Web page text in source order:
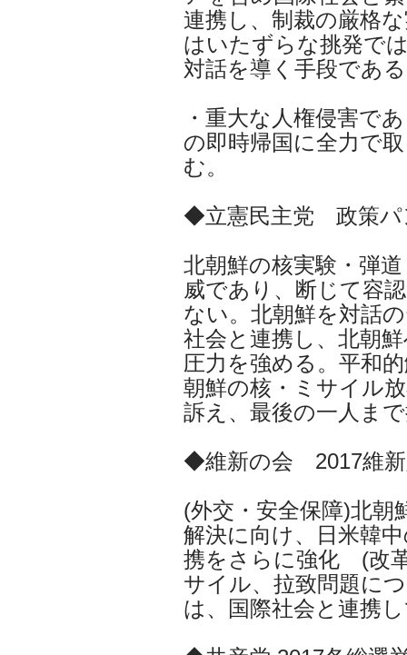
連携し、制裁の厳格
はいたずらな挑発で
対話を導く手段であ
・重大な人権侵害で
の即時帰国に全力で
む。
◆立憲民主党 政策パ
北朝鮮の核実験・弾
威であり、断じて容
ない。北朝鮮を対話
社会と連携し、北朝
圧力を強める。平和
朝鮮の核・ミサイル
訴え、最後の一人ま
◆維新の会 2017維新
(外交・安全保障)北朝
解決に向け、日米韓
携をさらに強化 (改
サイル、拉致問題に
は、国際社会と連携